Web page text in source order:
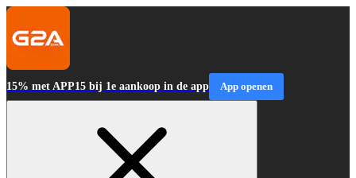
15% met APP15 bij 1e aankoop in de app App openen